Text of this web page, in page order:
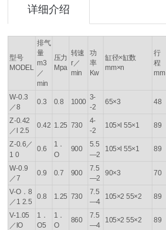
详细介绍
型号
MODEL
排气
量
m3
／
min
压力
Mpa
转速
r／
min
功
率
Kw
缸径×缸数
mm×n
行
程
mm
W-0.3
／8
0.3 0.8 1000
3-
-2
65×3 48
Z-0.42
／l 2.5
0.42 1.25 730
4-
-2
105×l 55×1 89
Z-0.6／
1 0
0.6
1．
O
900
5.5
—2
105×l 55×1 89
W-0.9
／7
0.9 0.7 900
7.5
—2
90×3 70
V-O．8
／1 2.5
0.8 1.25 730
7.5
—4
105×2 55×2 89
V-1.05
／lO
1．
O5
1．
O
860
7.5
—4
105×2 55×2 89